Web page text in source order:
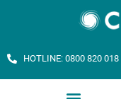
HOTLINE: 0800 820 018